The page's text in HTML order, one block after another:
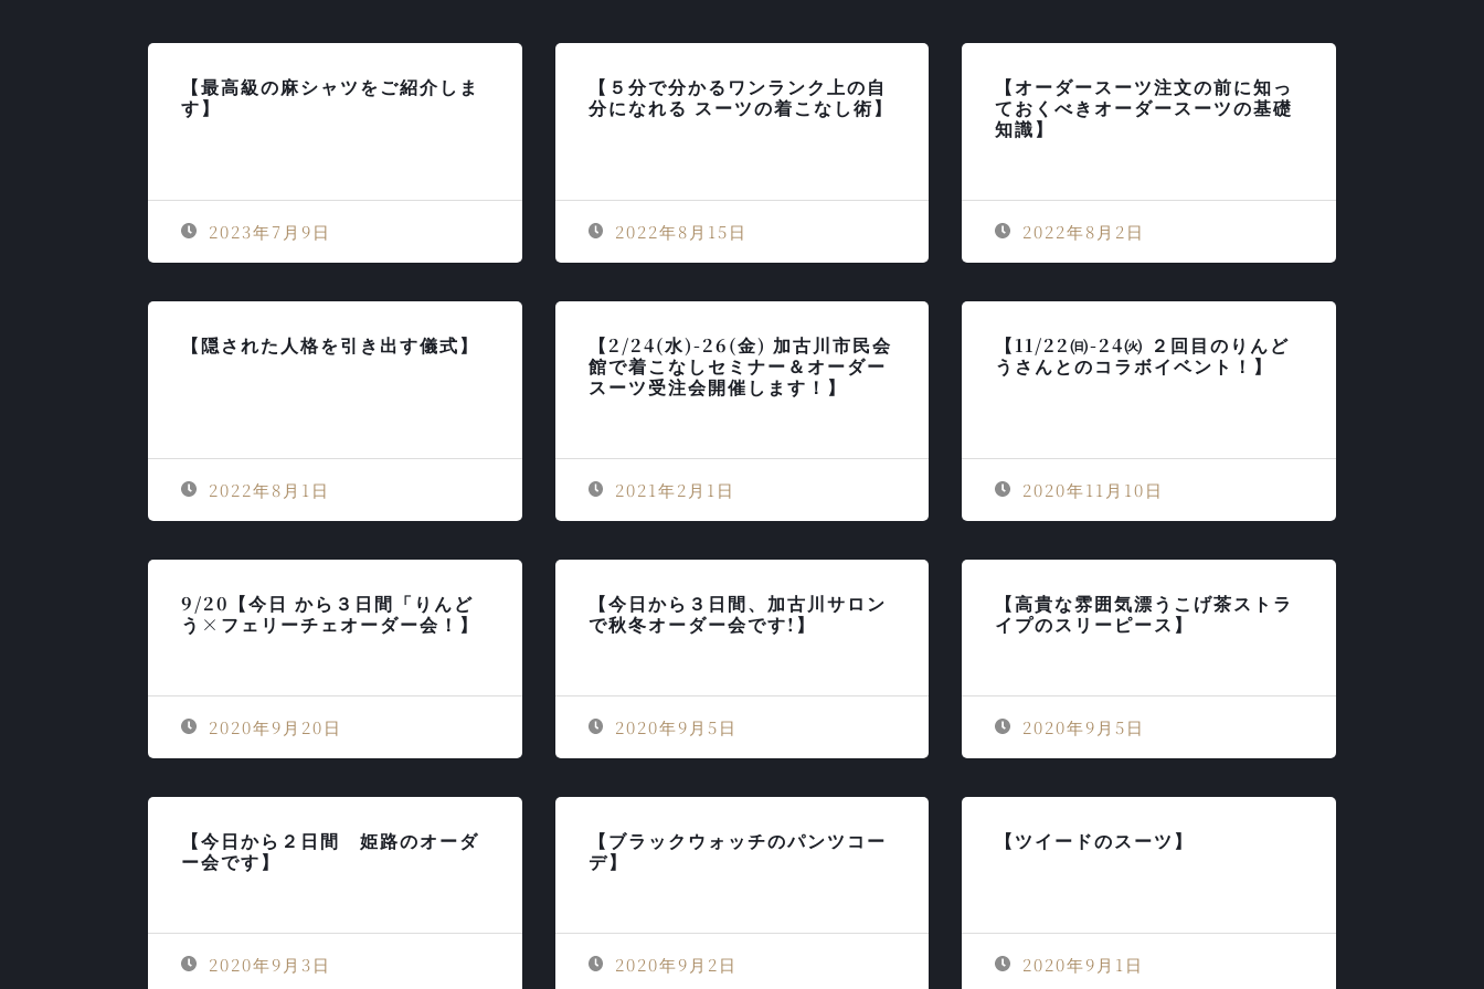
【最高級の麻シャツをご紹介しま
す】
2023年7月9日
【５分で分かるワンランク上の自
分になれる スーツの着こなし術】
2022年8月15日
【オーダースーツ注文の前に知っ
ておくべきオーダースーツの基礎
知識】
2022年8月2日
【隠された人格を引き出す儀式】
2022年8月1日
【2/24(水)-26(金) 加古川市民会
館で着こなしセミナー＆オーダー
スーツ受注会開催します！】
2021年2月1日
【11/22㈰-24㈫ ２回目のりんど
うさんとのコラボイベント！】
2020年11月10日
9/20【今日 から３日間「りんど
う×フェリーチェオーダー会！】
2020年9月20日
【今日から３日間、加古川サロン
で秋冬オーダー会です!】
2020年9月5日
【高貴な雰囲気漂うこげ茶ストラ
イプのスリーピース】
2020年9月5日
【今日から２日間 姫路のオーダ
ー会です】
2020年9月3日
【ブラックウォッチのパンツコー
デ】
2020年9月2日
【ツイードのスーツ】
2020年9月1日